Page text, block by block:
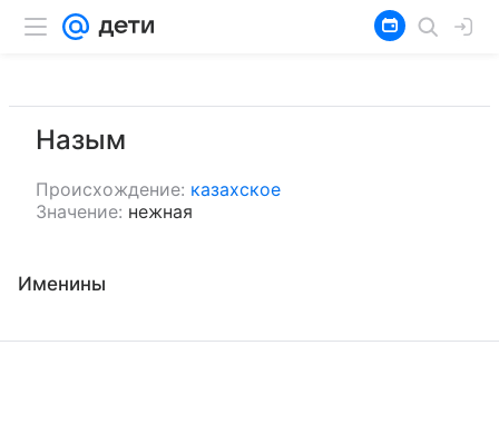
Назым
Происхождение: казахское
Значение: нежная
Именины